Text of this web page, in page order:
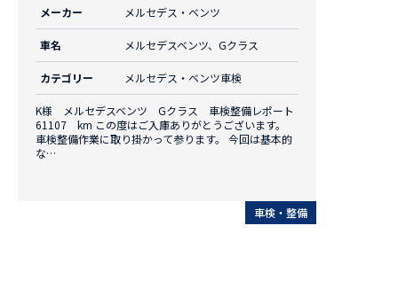
メーカー メルセデス・ベンツ
車名 メルセデスベンツ、Gクラス
カテゴリー メルセデス・ベンツ車検
K様 メルセデスベンツ Gクラス 車検整備レポート
61107 km この度はご入庫ありがとうございます。
車検整備作業に取り掛かって参ります。 今回は基本的
な…
車検・整備